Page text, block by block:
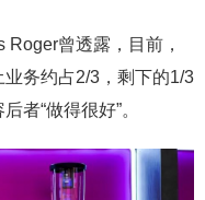
曾透露，目前，
务约占2/3，剩下的1/3
者“做得很好”。